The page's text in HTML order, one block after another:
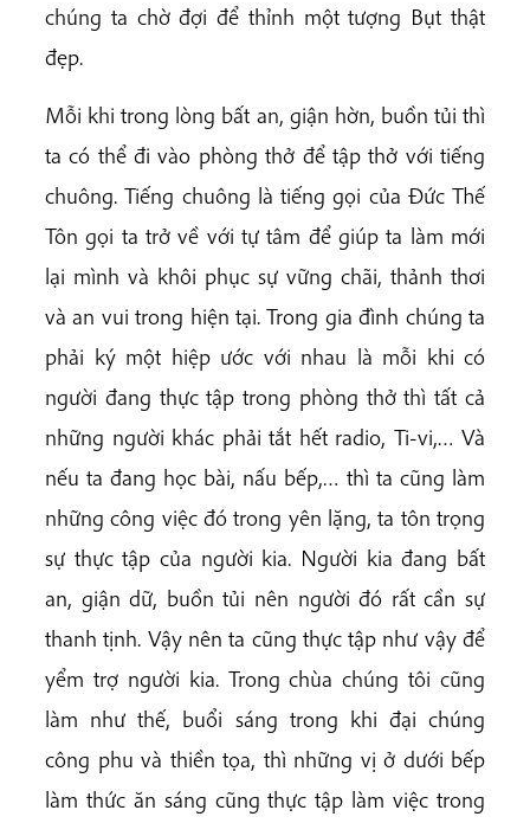
chúng ta chờ đợi để thỉnh một tượng Bụt thật
đẹp.
Mỗi khi trong lòng bất an, giận hờn, buồn tủi thì
ta có thể đi vào phòng thở để tập thở với tiếng
chuông. Tiếng chuông là tiếng gọi của Đức Thế
Tôn gọi ta trở về với tự tâm để giúp ta làm mới
lại mình và khôi phục sự vững chãi, thảnh thơi
và an vui trong hiện tại. Trong gia đình chúng ta
phải ký một hiệp ước với nhau là mỗi khi có
người đang thực tập trong phòng thở thì tất cả
những người khác phải tắt hết radio, Ti-vi,… Và
nếu ta đang học bài, nấu bếp,… thì ta cũng làm
những công việc đó trong yên lặng, ta tôn trọng
sự thực tập của người kia. Người kia đang bất
an, giận dữ, buồn tủi nên người đó rất cần sự
thanh tịnh. Vậy nên ta cũng thực tập như vậy để
yểm trợ người kia. Trong chùa chúng tôi cũng
làm như thế, buổi sáng trong khi đại chúng
công phu và thiền tọa, thì những vị ở dưới bếp
làm thức ăn sáng cũng thực tập làm việc trong